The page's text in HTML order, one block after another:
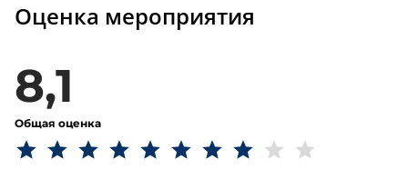
Оценка мероприятия
8,1
Общая оценка